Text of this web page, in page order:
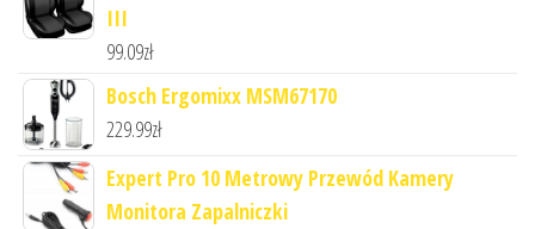
III
99.09zł
Bosch Ergomixx MSM67170
229.99zł
Expert Pro 10 Metrowy Przewód Kamery
Monitora Zapalniczki